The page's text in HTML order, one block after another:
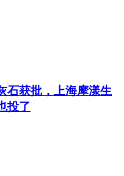
石获批，上海摩漾生
投了